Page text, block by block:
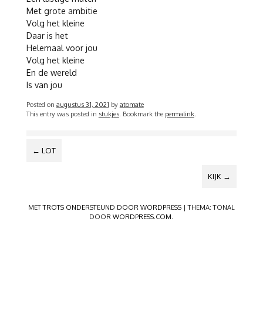
Met grote ambitie
Volg het kleine
Daar is het
Helemaal voor jou
Volg het kleine
En de wereld
Is van jou
Posted on augustus 31, 2021 by atomate
This entry was posted in stukjes. Bookmark the permalink.
BERICHTNAVIGATIE
← LOT
KIJK →
MET TROTS ONDERSTEUND DOOR WORDPRESS |THEMA: TONAL
DOORWORDPRESS.COM